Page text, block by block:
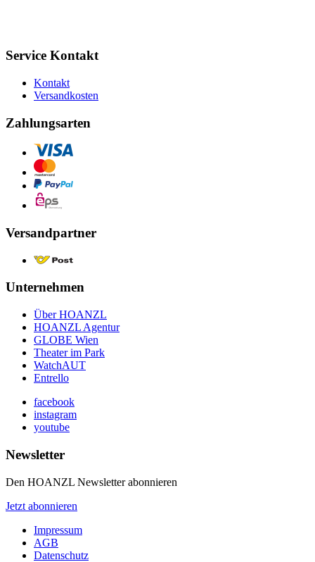
Service Kontakt
Kontakt
Versandkosten
Zahlungsarten
Versandpartner
Unternehmen
Über HOANZL
HOANZL Agentur
GLOBE Wien
Theater im Park
WatchAUT
Entrello
facebook
instagram
youtube
Newsletter
Den HOANZL Newsletter abonnieren
Jetzt abonnieren
Impressum
AGB
Datenschutz